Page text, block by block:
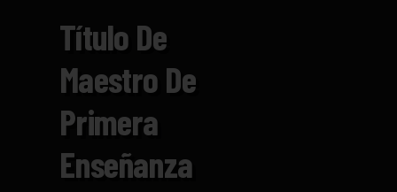
Título De
Maestro De
Primera
Enseñanza